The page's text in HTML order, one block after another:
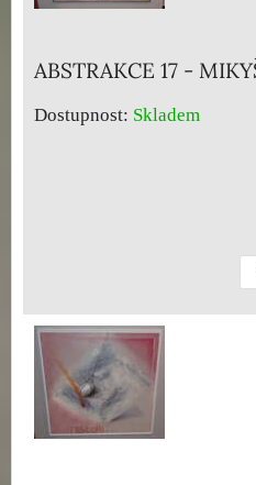
ABSTRAKCE 17 -
Dostupnost: Skladem